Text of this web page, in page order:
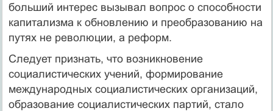
больший интерес вызывал вопрос о способности
капитализма к обновлению и преобразованию на
путях не революции, а реформ.
Следует признать, что возникновение
социалистических учений, формирование
международных социалистических организаций,
образование социалистических партий, стало